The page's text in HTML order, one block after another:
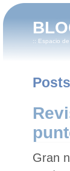
:: Espacio
Gran